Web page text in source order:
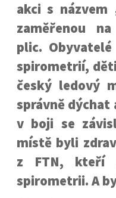
akci s názvem
zaměřenou
plic.
spirometrií,
český ledový
správně dýchat
v boji se
místě byli
z FTN, kteří
spirometrii. A